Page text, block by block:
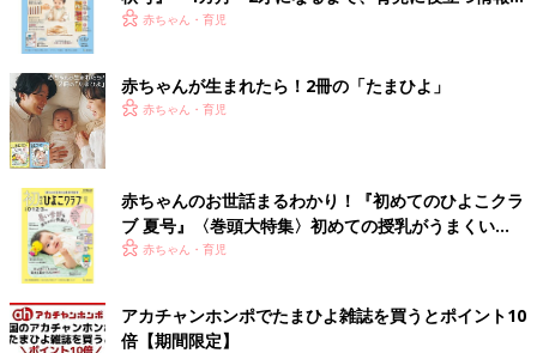
いっぱい！
赤ちゃん・育児
赤ちゃんが生まれたら！2冊の「たまひよ」
赤ちゃん・育児
赤ちゃんのお世話まるわかり！『初めてのひよこクラ
ブ 夏号』〈巻頭大特集〉初めての授乳がうまくい
く！ おっぱい・ミルクの基本と夏のトラブル 解決テ
赤ちゃん・育児
アカチャンホンポでたまひよ雑誌を買うとポイント10
倍【期間限定】